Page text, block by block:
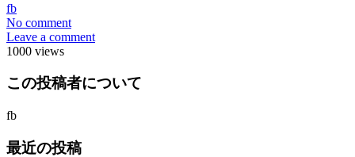
fb
No comment
Leave a comment
1000 views
この投稿者について
fb
最近の投稿